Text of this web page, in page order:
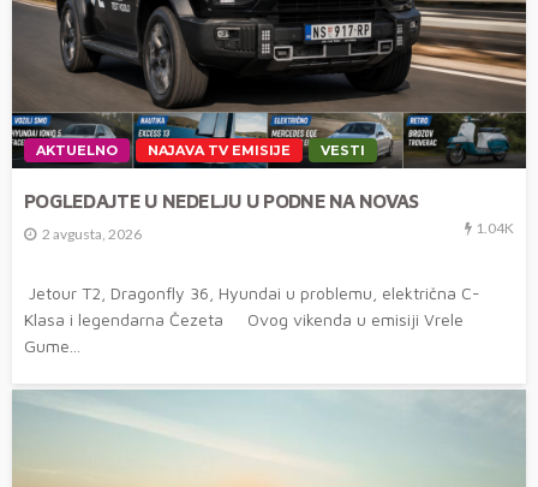
AKTUELNO NAJAVA TV EMISIJE VESTI
POGLEDAJTE U NEDELJU U PODNE NA NOVAS
2 avgusta, 2026 1.04K
Jetour T2, Dragonfly 36, Hyundai u problemu, električna C-
Klasa i legendarna Čezeta Ovog vikenda u emisiji Vrele
Gume...